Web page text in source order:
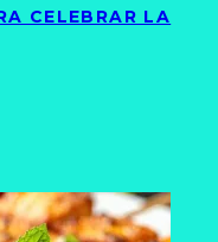
CELEBRAR LA